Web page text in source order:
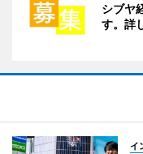
シブヤ
す。詳
イ